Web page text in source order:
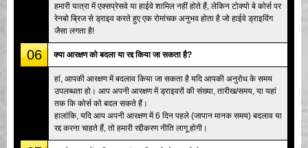
हमारी यात्रा में एक्सप्रेसवे या हाईवे शामिल नहीं होते हैं, लेकिन टोक्यो बे कोर्स पर
रेनबो ब्रिज से ड्राइव करते हुए एक रोमांचक अनुभव होता है जो हाईवे ड्राइविंग
जैसा लगता है!
06 क्या आरक्षण को बदला या रद्द किया जा सकता है?
हां, आपकी आरक्षण में बदलाव किया जा सकता है यदि आपकी अनुरोध के समय
उपलब्धता हो। आप अपनी आरक्षण में ड्राइवरों की संख्या, तारीख/समय, या यहां
तक कि कोर्स को बदल सकते हैं।
हालांकि, यदि आप अपनी आरक्षण में 6 दिन पहले (जापान मानक समय) बदलाव या
रद्द करना चाहते हैं, तो हमारी रद्दीकरण नीति लागू होगी।